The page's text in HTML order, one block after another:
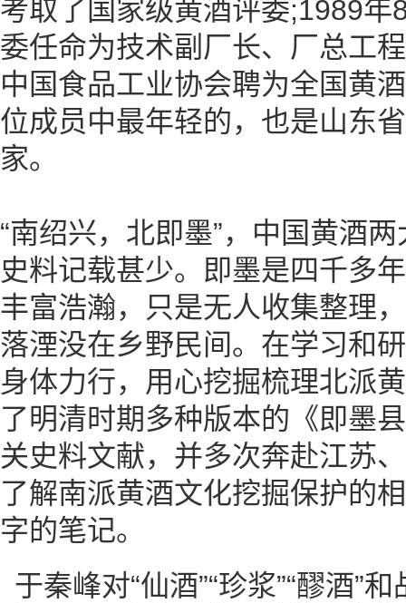
考取了国家级黄酒评委;1989年
委任命为技术副厂长、厂总工
中国食品工业协会聘为全国黄
位成员中最年轻的，也是山东
家。
“南绍兴，北即墨”，中国黄酒
史料记载甚少。即墨是四千多
丰富浩瀚，只是无人收集整理
落湮没在乡野民间。在学习和
身体力行，用心挖掘梳理北派
了明清时期多种版本的《即墨
关史料文献，并多次奔赴江苏
了解南派黄酒文化挖掘保护的
字的笔记。
于秦峰对“仙酒”“珍浆”“醪酒”